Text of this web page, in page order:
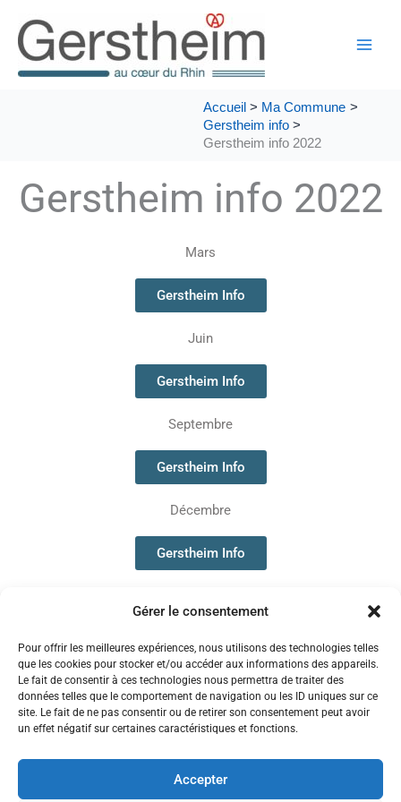
Gérer le consentement
Pour offrir les meilleures expériences, nous utilisons des technologies telles
que les cookies pour stocker et/ou accéder aux informations des appareils.
Le fait de consentir à ces technologies nous permettra de traiter des
données telles que le comportement de navigation ou les ID uniques sur ce
site. Le fait de ne pas consentir ou de retirer son consentement peut avoir
un effet négatif sur certaines caractéristiques et fonctions.
Accepter
contenu
Accueil
Ma Commune
Gerstheim info
Gerstheim info 2022
Gerstheim info 2022
Mars
Gerstheim Info
Juin
Gerstheim Info
Septembre
Gerstheim Info
Décembre
Gerstheim Info
Politiques de confidentialité
Gestion des cookies